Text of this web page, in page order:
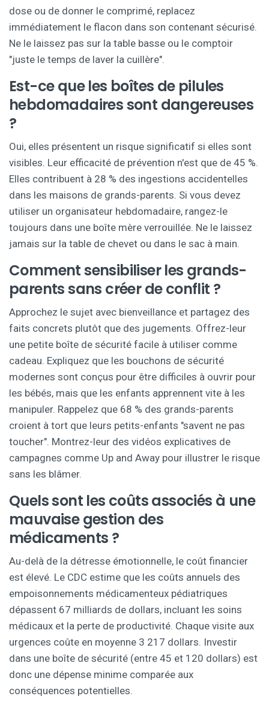
dose ou de donner le comprimé, replacez
immédiatement le flacon dans son contenant sécurisé.
Ne le laissez pas sur la table basse ou le comptoir
"juste le temps de laver la cuillère".
Est-ce que les boîtes de pilules
hebdomadaires sont dangereuses
?
Oui, elles présentent un risque significatif si elles sont
visibles. Leur efficacité de prévention n'est que de 45 %.
Elles contribuent à 28 % des ingestions accidentelles
dans les maisons de grands-parents. Si vous devez
utiliser un organisateur hebdomadaire, rangez-le
toujours dans une boîte mère verrouillée. Ne le laissez
jamais sur la table de chevet ou dans le sac à main.
Comment sensibiliser les grands-
parents sans créer de conflit ?
Approchez le sujet avec bienveillance et partagez des
faits concrets plutôt que des jugements. Offrez-leur
une petite boîte de sécurité facile à utiliser comme
cadeau. Expliquez que les bouchons de sécurité
modernes sont conçus pour être difficiles à ouvrir pour
les bébés, mais que les enfants apprennent vite à les
manipuler. Rappelez que 68 % des grands-parents
croient à tort que leurs petits-enfants "savent ne pas
toucher". Montrez-leur des vidéos explicatives de
campagnes comme Up and Away pour illustrer le risque
sans les blâmer.
Quels sont les coûts associés à une
mauvaise gestion des
médicaments ?
Au-delà de la détresse émotionnelle, le coût financier
est élevé. Le CDC estime que les coûts annuels des
empoisonnements médicamenteux pédiatriques
dépassent 67 milliards de dollars, incluant les soins
médicaux et la perte de productivité. Chaque visite aux
urgences coûte en moyenne 3 217 dollars. Investir
dans une boîte de sécurité (entre 45 et 120 dollars) est
donc une dépense minime comparée aux
conséquences potentielles.